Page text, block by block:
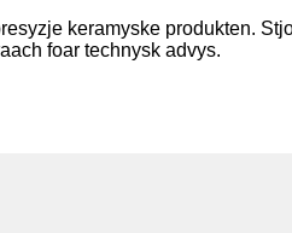
keramyske produkten.
foar technysk advys.